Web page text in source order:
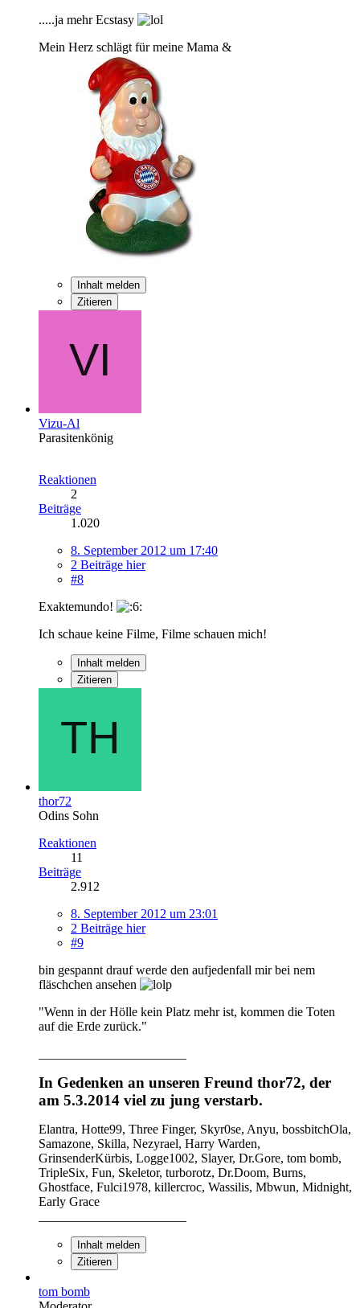
.....ja mehr Ecstasy
Mein Herz schlägt für meine Mama &
Inhalt melden
Zitieren
Vizu-Al
Parasitenkönig
Reaktionen
2
Beiträge
1.020
8. September 2012 um 17:40
2 Beiträge hier
#8
Exaktemundo!
Ich schaue keine Filme, Filme schauen mich!
Inhalt melden
Zitieren
thor72
Odins Sohn
Reaktionen
11
Beiträge
2.912
8. September 2012 um 23:01
2 Beiträge hier
#9
bin gespannt drauf werde den aufjedenfall mir bei nem
fläschchen ansehen
"Wenn in der Hölle kein Platz mehr ist, kommen die Toten
auf die Erde zurück."
In Gedenken an unseren Freund thor72, der
am 5.3.2014 viel zu jung verstarb.
Elantra, Hotte99, Three Finger, Skyr0se, Anyu, bossbitchOla,
Samazone, Skilla, Nezyrael, Harry Warden,
GrinsenderKürbis, Logge1002, Slayer, Dr.Gore, tom bomb,
TripleSix, Fun, Skeletor, turborotz, Dr.Doom, Burns,
Ghostface, Fulci1978, killercroc, Wassilis, Mbwun, Midnight,
Early Grace
Inhalt melden
Zitieren
tom bomb